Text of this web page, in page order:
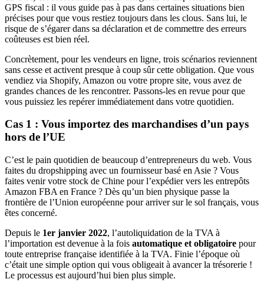
GPS fiscal : il vous guide pas à pas dans certaines situations bien
précises pour que vous restiez toujours dans les clous. Sans lui, le
risque de s’égarer dans sa déclaration et de commettre des erreurs
coûteuses est bien réel.
Concrètement, pour les vendeurs en ligne, trois scénarios reviennent
sans cesse et activent presque à coup sûr cette obligation. Que vous
vendiez via Shopify, Amazon ou votre propre site, vous avez de
grandes chances de les rencontrer. Passons-les en revue pour que
vous puissiez les repérer immédiatement dans votre quotidien.
Cas 1 : Vous importez des marchandises d’un pays
hors de l’UE
C’est le pain quotidien de beaucoup d’entrepreneurs du web. Vous
faites du dropshipping avec un fournisseur basé en Asie ? Vous
faites venir votre stock de Chine pour l’expédier vers les entrepôts
Amazon FBA en France ? Dès qu’un bien physique passe la
frontière de l’Union européenne pour arriver sur le sol français, vous
êtes concerné.
Depuis le 1er janvier 2022, l’autoliquidation de la TVA à
l’importation est devenue à la fois automatique et obligatoire pour
toute entreprise française identifiée à la TVA. Finie l’époque où
c’était une simple option qui vous obligeait à avancer la trésorerie !
Le processus est aujourd’hui bien plus simple.